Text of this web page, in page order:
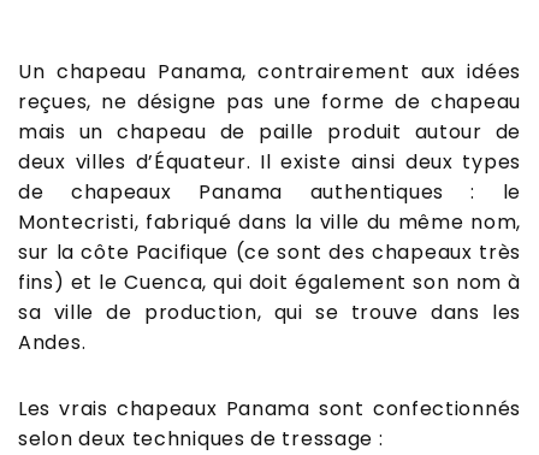
Un chapeau Panama, contrairement aux idées
reçues, ne désigne pas une forme de chapeau
mais un chapeau de paille produit autour de
deux villes d’Équateur. Il existe ainsi deux types
de chapeaux Panama authentiques : le
Montecristi, fabriqué dans la ville du même nom,
sur la côte Pacifique (ce sont des chapeaux très
fins) et le Cuenca, qui doit également son nom à
sa ville de production, qui se trouve dans les
Andes.
Les vrais chapeaux Panama sont confectionnés
selon deux techniques de tressage :